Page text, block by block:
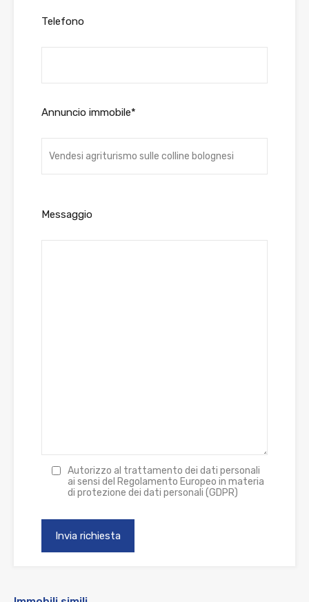
Telefono
Annuncio immobile*
Messaggio
Autorizzo al trattamento dei dati personali
ai sensi del Regolamento Europeo in materia
di protezione dei dati personali (GDPR)